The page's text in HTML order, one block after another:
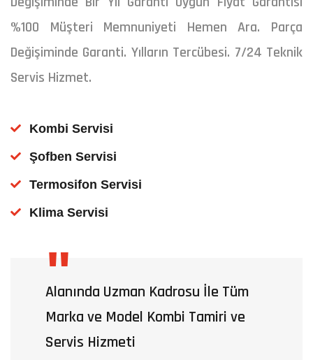
%100 Müşteri Memnuniyeti Hemen Ara. Parça
Değişiminde Garanti. Yılların Tercübesi. 7/24 Teknik
Servis Hizmet.
Kombi Servisi
Şofben Servisi
Termosifon Servisi
Klima Servisi
"
Alanında Uzman Kadrosu İle Tüm
Marka ve Model Kombi Tamiri ve
Servis Hizmeti